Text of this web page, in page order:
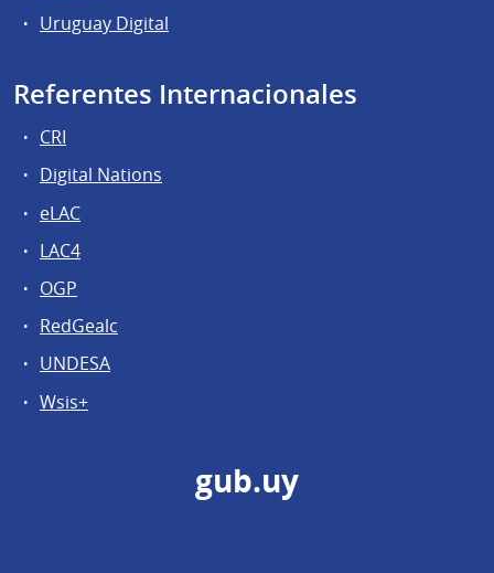
Uruguay Digital
Referentes Internacionales
CRI
Digital Nations
eLAC
LAC4
OGP
RedGealc
UNDESA
Wsis+
gub.uy